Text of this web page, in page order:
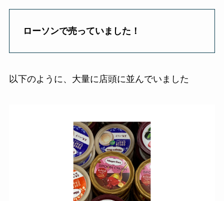
ローソンで売っていました！
以下のように、大量に店頭に並んでいました